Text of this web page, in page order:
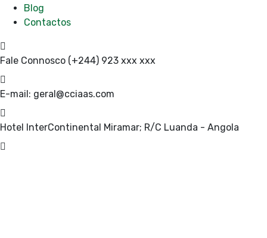
Blog
Contactos
Fale Connosco (+244) 923 xxx xxx
E-mail: geral@cciaas.com
Hotel InterContinental Miramar; R/C Luanda - Angola